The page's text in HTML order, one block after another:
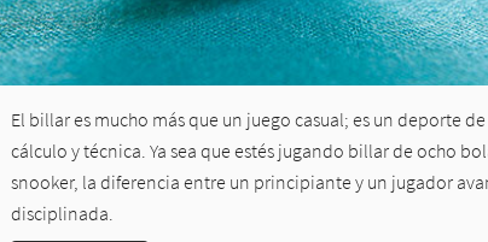
El billar es mucho más que un juego casual; es un deporte
cálculo y técnica. Ya sea que estés jugando billar de ocho
snooker, la diferencia entre un principiante y un jugador
disciplinada.